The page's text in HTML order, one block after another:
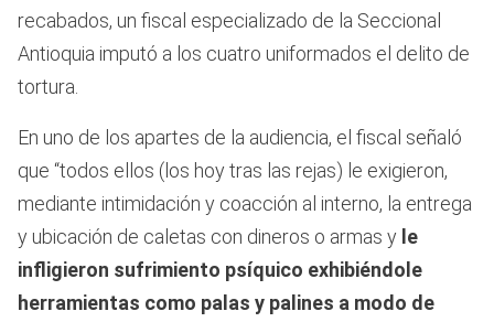
recabados, un fiscal especializado de la Seccional
Antioquia imputó a los cuatro uniformados el delito de
tortura.
En uno de los apartes de la audiencia, el fiscal señaló
que “todos ellos (los hoy tras las rejas) le exigieron,
mediante intimidación y coacción al interno, la entrega
y ubicación de caletas con dineros o armas y le
infligieron sufrimiento psíquico exhibiéndole
herramientas como palas y palines a modo de